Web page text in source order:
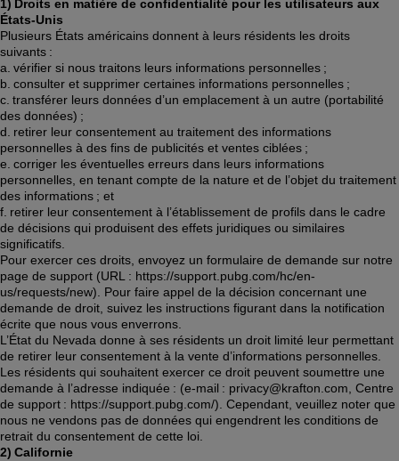
1) Droits en matière de confidentialité pour les utilisateurs aux
États-Unis
Plusieurs États américains donnent à leurs résidents les droits
suivants :
a. vérifier si nous traitons leurs informations personnelles ;
b. consulter et supprimer certaines informations personnelles ;
c. transférer leurs données d’un emplacement à un autre (portabilité
des données) ;
d. retirer leur consentement au traitement des informations
personnelles à des fins de publicités et ventes ciblées ;
e. corriger les éventuelles erreurs dans leurs informations
personnelles, en tenant compte de la nature et de l’objet du traitement
des informations ; et
f. retirer leur consentement à l’établissement de profils dans le cadre
de décisions qui produisent des effets juridiques ou similaires
significatifs.
Pour exercer ces droits, envoyez un formulaire de demande sur notre
page de support (URL : https://support.pubg.com/hc/en-
us/requests/new). Pour faire appel de la décision concernant une
demande de droit, suivez les instructions figurant dans la notification
écrite que nous vous enverrons.
L’État du Nevada donne à ses résidents un droit limité leur permettant
de retirer leur consentement à la vente d’informations personnelles.
Les résidents qui souhaitent exercer ce droit peuvent soumettre une
demande à l’adresse indiquée : (e-mail : privacy@krafton.com, Centre
de support : https://support.pubg.com/). Cependant, veuillez noter que
nous ne vendons pas de données qui engendrent les conditions de
retrait du consentement de cette loi.
2) Californie